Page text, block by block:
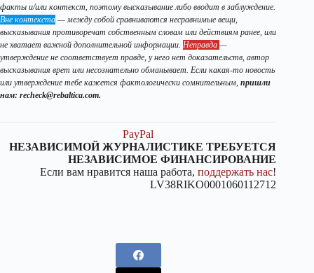
факты и/или контекст, поэтому высказывание либо вводит в заблуждение.
Вне контекста — между собой сравниваются несравнимые вещи,
высказывания противоречат собственным словам или действиям ранее, или
не хватает важной дополнительной информации. Неправда —
утверждение не соответствует правде, у него нет доказательств, автор
высказывания врет или несознательно обманывает. Если какая-то новость
или утверждение тебе кажется фактологически сомнительным, пришли
нам: recheck@rebaltica.com.
PayPal
НЕЗАВИСИМОЙ ЖУРНАЛИСТИКЕ ТРЕБУЕТСЯ
НЕЗАВИСИМОЕ ФИНАНСИРОВАНИЕ
Если вам нравится наша работа,поддержать нас!
LV38RIKO0001060112712